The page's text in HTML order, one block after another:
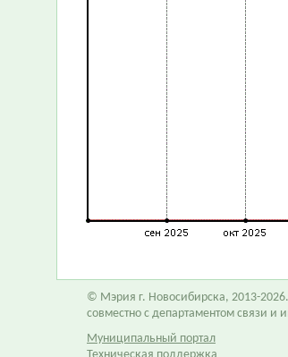
© Мэрия г. Новосибирска, 2013-
совместно с департаментом связи
Муниципальный портал